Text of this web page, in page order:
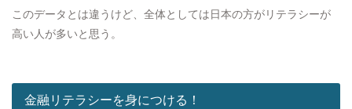
このデータとは違うけど、全体としては日本の方がリテラシーが
高い人が多いと思う。
金融リテラシーを身につける！